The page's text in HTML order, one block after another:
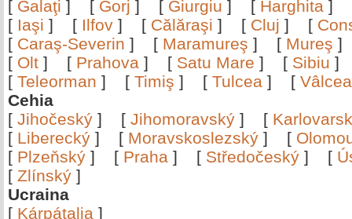
[ Galaţi ] [ Gorj ] [ Giurgiu ] [ Harghita ]
[ Iaşi ] [ Ilfov ] [ Călăraşi ] [ Cluj ] [
[ Caraş-Severin ] [ Maramureş ] [ Mureş
[ Olt ] [ Prahova ] [ Satu Mare ] [ Sibiu
[ Teleorman ] [ Timiş ] [ Tulcea ] [
Cehia
[ Jihočeský ] [ Jihomoravský ] [
[ Liberecký ] [ Moravskoslezský ] [
[ Plzeňský ] [ Praha ] [ Středočeský ] [
[ Zlínský ]
Ucraina
[ Kárpátalja ]